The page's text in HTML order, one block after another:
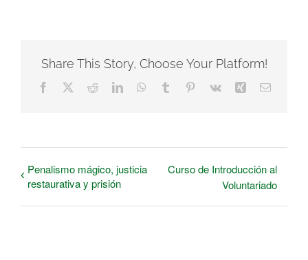
Share This Story, Choose Your Platform!
Facebook RedditLinkedInWhatsApp
Tumblr Pinterest
Vk Xing Correo
Penalismo mágico, justicia
restaurativa y prisión
Curso de Introducción al
Voluntariado